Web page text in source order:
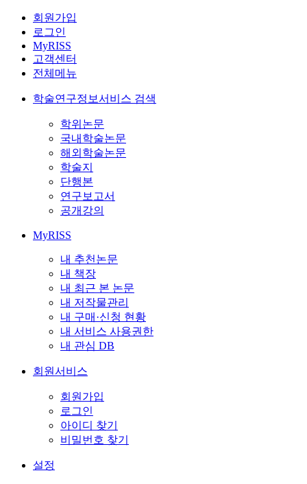
회원가입
로그인
MyRISS
고객센터
전체메뉴
학술연구정보서비스 검색
학위논문
국내학술논문
해외학술논문
학술지
단행본
연구보고서
공개강의
MyRISS
내 추천논문
내 책장
내 최근 본 논문
내 저작물관리
내 구매·신청 현황
내 서비스 사용권한
내 관심 DB
회원서비스
회원가입
로그인
아이디 찾기
비밀번호 찾기
설정